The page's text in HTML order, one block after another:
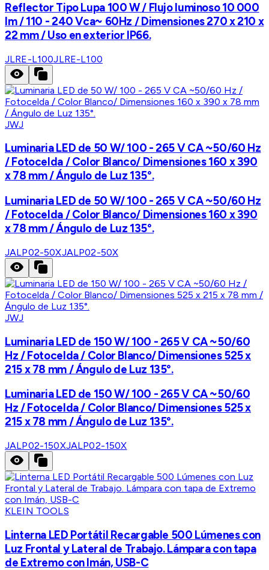
Reflector Tipo Lupa 100 W / Flujo luminoso 10 000
lm / 110 - 240 Vca~ 60Hz / Dimensiones 270 x 210 x
22 mm / Uso en exterior IP66.
JLRE-L100JLRE-L100
JWJ
Luminaria LED de 50 W/ 100 - 265 V CA ~50/60 Hz
/ Fotocelda / Color Blanco/ Dimensiones 160 x 390
x 78 mm / Ángulo de Luz 135°.
Luminaria LED de 50 W/ 100 - 265 V CA ~50/60 Hz
/ Fotocelda / Color Blanco/ Dimensiones 160 x 390
x 78 mm / Ángulo de Luz 135°.
JALP02-50XJALP02-50X
JWJ
Luminaria LED de 150 W/ 100 - 265 V CA ~50/60
Hz / Fotocelda / Color Blanco/ Dimensiones 525 x
215 x 78 mm / Ángulo de Luz 135°.
Luminaria LED de 150 W/ 100 - 265 V CA ~50/60
Hz / Fotocelda / Color Blanco/ Dimensiones 525 x
215 x 78 mm / Ángulo de Luz 135°.
JALP02-150XJALP02-150X
KLEIN TOOLS
Linterna LED Portátil Recargable 500 Lúmenes con
Luz Frontal y Lateral de Trabajo. Lámpara con tapa
de Extremo con Imán, USB-C